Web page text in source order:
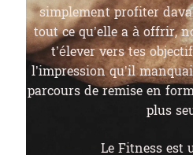
simplement profiter
tout ce qu’elle a à offrir,
t’élever vers tes
l’impression qu’il
parcours de remise en
plus
Le Fitness est